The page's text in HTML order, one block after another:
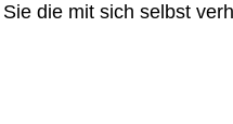
die mit sich selbst